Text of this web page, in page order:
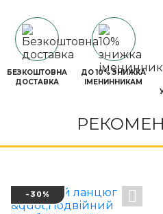
БЕЗКОШТОВНА
ДОСТАВКА
ДО 10% ЗНИЖКА
ІМЕНИННИКАМ
-30%